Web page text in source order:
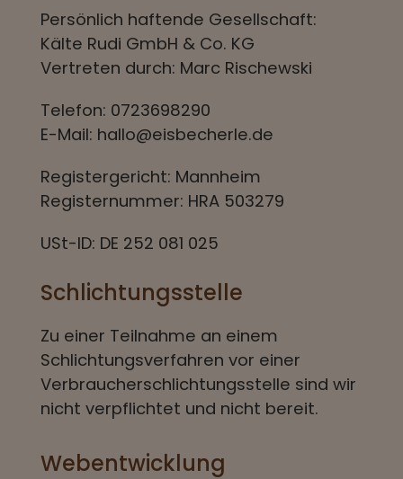
Persönlich haftende Gesellschaft:
Kälte Rudi GmbH & Co. KG
Vertreten durch: Marc Rischewski
Telefon: 0723698290
E-Mail: hallo@eisbecherle.de
Registergericht: Mannheim
Registernummer: HRA 503279
USt-ID: DE 252 081 025
Schlichtungsstelle
Zu einer Teilnahme an einem
Schlichtungsverfahren vor einer
Verbraucherschlichtungsstelle sind wir
nicht verpflichtet und nicht bereit.
Webentwicklung